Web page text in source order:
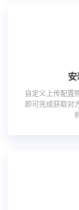
自定义上传配置
即可完成获取对